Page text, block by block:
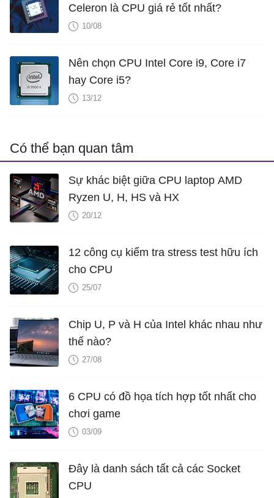
Celeron là CPU giá rẻ tốt nhất?
10/08
Nên chọn CPU Intel Core i9, Core i7
hay Core i5?
13/12
Có thể bạn quan tâm
Sự khác biệt giữa CPU laptop AMD
Ryzen U, H, HS và HX
20/12
12 công cụ kiểm tra stress test hữu ích
cho CPU
25/07
Chip U, P và H của Intel khác nhau như
thế nào?
27/08
6 CPU có đồ họa tích hợp tốt nhất cho
chơi game
03/09
Đây là danh sách tất cả các Socket
CPU